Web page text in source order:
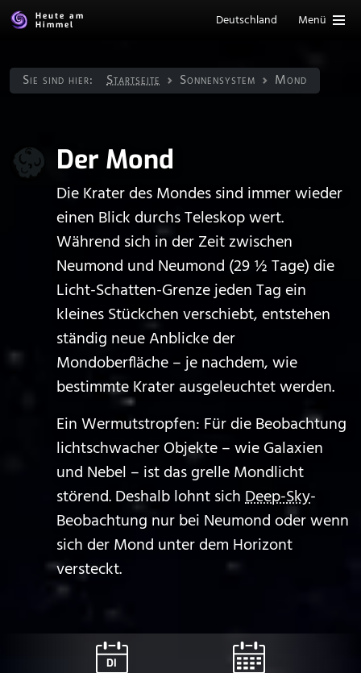
Heute am
Himmel
Deutschland Menü
Sie sind hier: Startseite Sonnen­system Mond
Der Mond
Die Krater des Mondes sind immer wieder
einen Blick durchs Teleskop wert.
Während sich in der Zeit zwischen
Neumond und Neumond (29 ½ Tage) die
Licht-Schatten-Grenze jeden Tag ein
kleines Stückchen verschiebt, entstehen
ständig neue Anblicke der
Mondoberfläche – je nachdem, wie
bestimmte Krater ausgeleuchtet werden.
Ein Wermutstropfen: Für die Beobachtung
lichtschwacher Objekte – wie Galaxien
und Nebel – ist das grelle Mondlicht
störend. Deshalb lohnt sichDeep-Sky-
Beobachtung nur bei Neumond oder wenn
sich der Mond unter dem Horizont
versteckt.
DI